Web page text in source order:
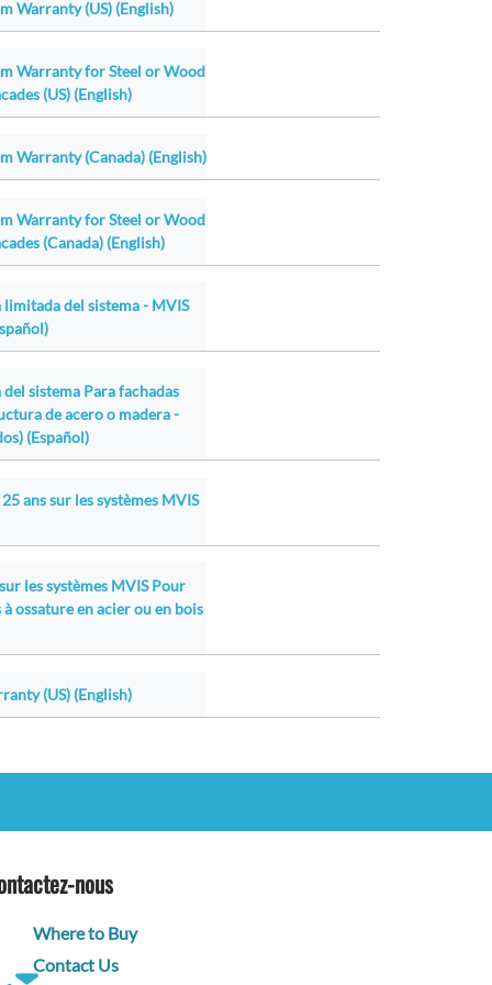
Warranty (US) (English)
Warranty for Steel or Wood
(US) (English)
Warranty (Canada) (English)
Warranty for Steel or Wood
(Canada) (English)
limitada del sistema - MVIS
sistema Para fachadas
de acero o madera -
(Español)
ans sur les systèmes MVIS
les systèmes MVIS Pour
ossature en acier ou en bois
(US) (English)
nous
Where to Buy
Contact Us